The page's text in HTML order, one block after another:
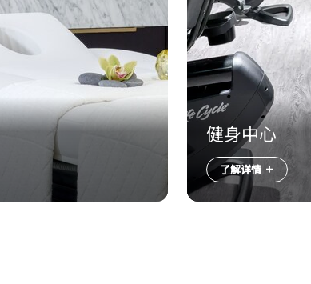
健身中心
了解详情